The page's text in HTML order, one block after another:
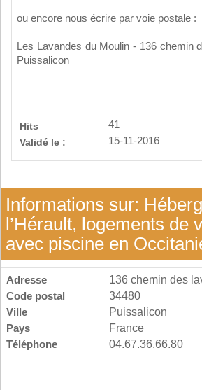
ou encore nous écrire par voie postale :
Les Lavandes du Moulin - 136 chemin
Puissalicon
Hits
41
Validé le :
15-11-2016
Informations sur:
l’Hérault, logements de
avec piscine en
Adresse
136 chemin des
Code postal
34480
Ville
Puissalicon
Pays
France
Téléphone
04.67.36.66.80